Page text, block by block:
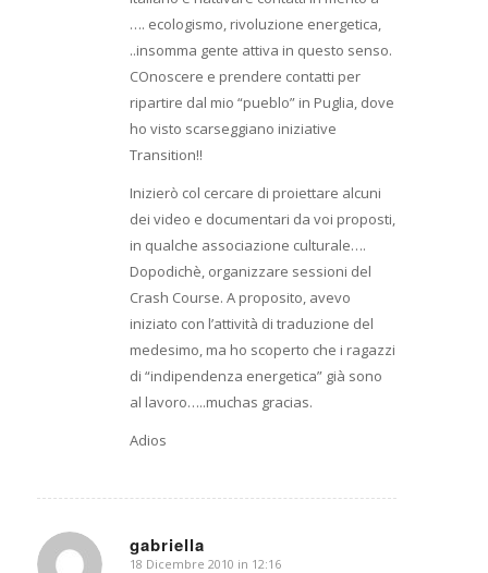
…. ecologismo, rivoluzione energetica,
..insomma gente attiva in questo senso.
COnoscere e prendere contatti per
ripartire dal mio “pueblo” in Puglia, dove
ho visto scarseggiano iniziative
Transition!!
Inizierò col cercare di proiettare alcuni
dei video e documentari da voi proposti,
in qualche associazione culturale….
Dopodichè, organizzare sessioni del
Crash Course. A proposito, avevo
iniziato con l’attività di traduzione del
medesimo, ma ho scoperto che i ragazzi
di “indipendenza energetica” già sono
al lavoro…..muchas gracias.
Adios
gabriella
18 Dicembre 2010 in 12:16